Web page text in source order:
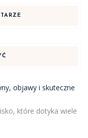
objawy i skuteczne
które dotyka wiele